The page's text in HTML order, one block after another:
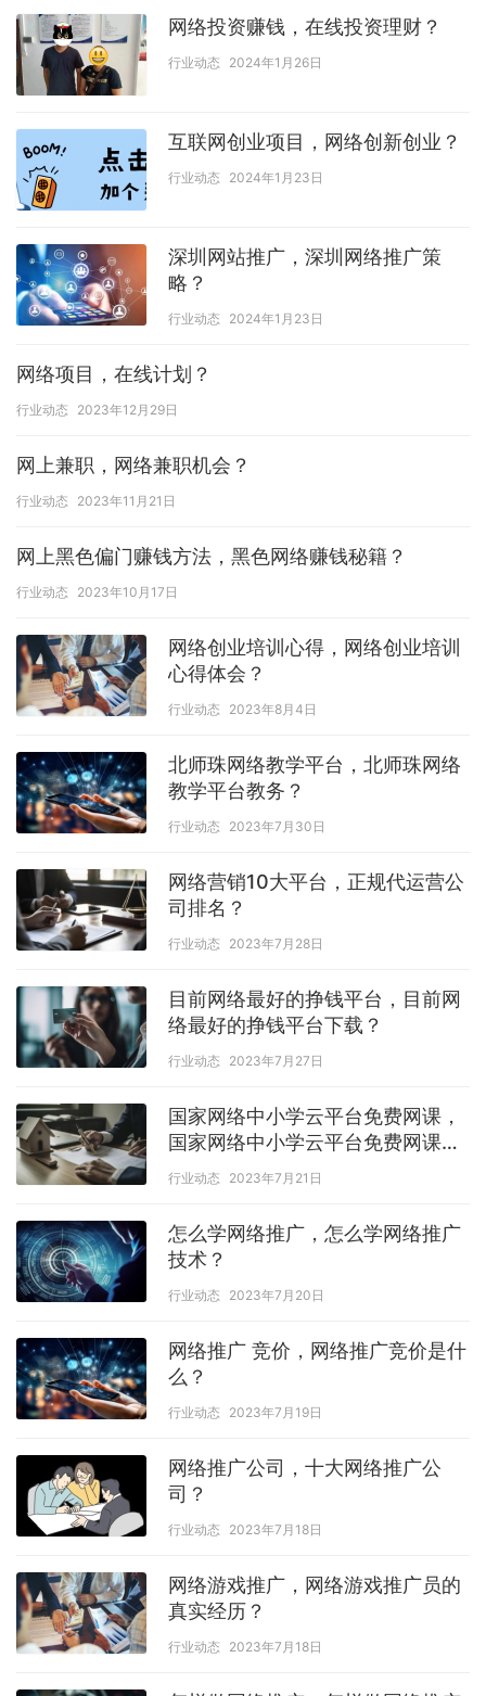
网络投资赚钱，在线投资理财？
行业动态 2024年1月26日
互联网创业项目，网络创新创业？
行业动态 2024年1月23日
深圳网站推广，深圳网络推广策
略？
行业动态 2024年1月23日
网络项目，在线计划？
行业动态 2023年12月29日
网上兼职，网络兼职机会？
行业动态 2023年11月21日
网上黑色偏门赚钱方法，黑色网络赚钱秘籍？
行业动态 2023年10月17日
网络创业培训心得，网络创业培训
心得体会？
行业动态 2023年8月4日
北师珠网络教学平台，北师珠网络
教学平台教务？
行业动态 2023年7月30日
网络营销10大平台，正规代运营公
司排名？
行业动态 2023年7月28日
目前网络最好的挣钱平台，目前网
络最好的挣钱平台下载？
行业动态 2023年7月27日
国家网络中小学云平台免费网课，
国家网络中小学云平台免费网课
app？
行业动态 2023年7月21日
怎么学网络推广，怎么学网络推广
技术？
行业动态 2023年7月20日
网络推广 竞价，网络推广竞价是什
么？
行业动态 2023年7月19日
网络推广公司，十大网络推广公
司？
行业动态 2023年7月18日
网络游戏推广，网络游戏推广员的
真实经历？
行业动态 2023年7月18日